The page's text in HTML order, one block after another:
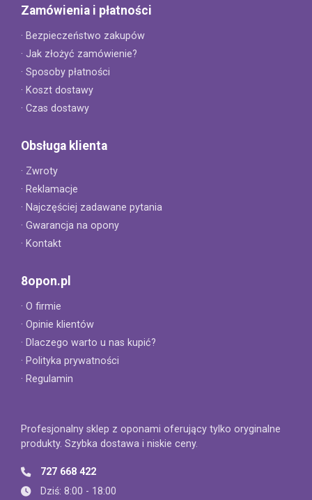
Zamówienia i płatności
· Bezpieczeństwo zakupów
· Jak złożyć zamówienie?
· Sposoby płatności
· Koszt dostawy
· Czas dostawy
Obsługa klienta
· Zwroty
· Reklamacje
· Najczęściej zadawane pytania
· Gwarancja na opony
· Kontakt
8opon.pl
· O firmie
· Opinie klientów
· Dlaczego warto u nas kupić?
· Polityka prywatności
· Regulamin
Profesjonalny sklep z oponami oferujący tylko oryginalne
produkty. Szybka dostawa i niskie ceny.
727 668 422
Dziś: 8:00 - 18:00